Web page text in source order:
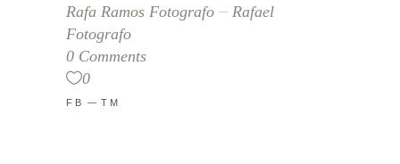
Rafa Ramos Fotografo
Rafael
Fotografo
0 Comments
0
FB TM